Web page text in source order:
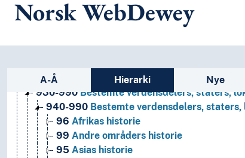
Norsk WebDewey
Sidefelt: navigér i vokabularet
A-Å Hierarki Nye
Historie og geografi
930-990 Bestemte verdensdelers, staters,
940-990 Bestemte verdensdelers,
96 Afrikas historie
99 Andre områders historie
95 Asias historie